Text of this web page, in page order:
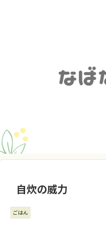
自炊の威力
ごはん